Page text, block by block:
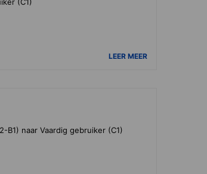
LEER MEER
B1) naar Vaardig gebruiker (C1)